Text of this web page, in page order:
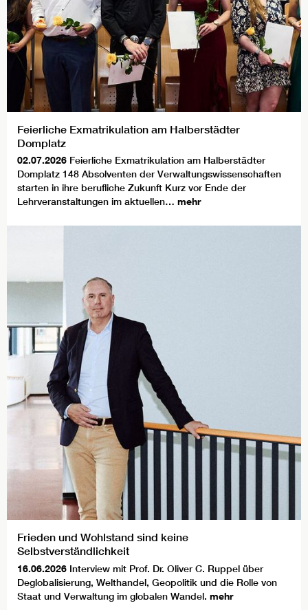
Feierliche Exmatrikulation am Halberstädter
Domplatz
02.07.2026 Feierliche Exmatrikulation am Halberstädter
Domplatz 148 Absolventen der Verwaltungswissenschaften
starten in ihre berufliche Zukunft Kurz vor Ende der
Lehrveranstaltungen im aktuellen… mehr
Frieden und Wohlstand sind keine
Selbstverständlichkeit
16.06.2026 Interview mit Prof. Dr. Oliver C. Ruppel über
Deglobalisierung, Welthandel, Geopolitik und die Rolle von
Staat und Verwaltung im globalen Wandel. mehr